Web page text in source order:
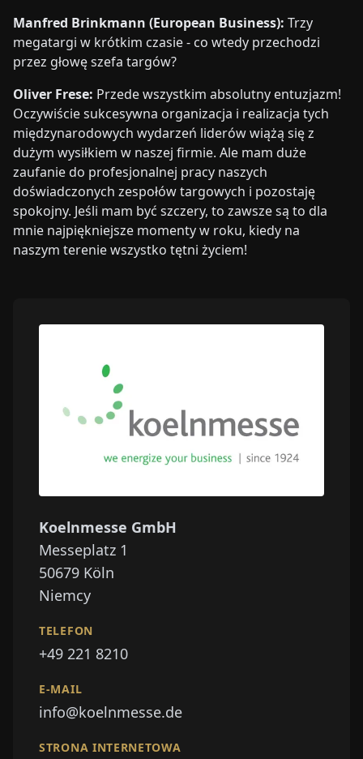
Manfred Brinkmann (European Business): Trzy
megatargi w krótkim czasie - co wtedy przechodzi
przez głowę szefa targów?
Oliver Frese: Przede wszystkim absolutny entuzjazm!
Oczywiście sukcesywna organizacja i realizacja tych
międzynarodowych wydarzeń liderów wiążą się z
dużym wysiłkiem w naszej firmie. Ale mam duże
zaufanie do profesjonalnej pracy naszych
doświadczonych zespołów targowych i pozostaję
spokojny. Jeśli mam być szczery, to zawsze są to dla
mnie najpiękniejsze momenty w roku, kiedy na
naszym terenie wszystko tętni życiem!
Koelnmesse GmbH
Messeplatz 1
50679 Köln
Niemcy
TELEFON
+49 221 8210
E-MAIL
info@koelnmesse.de
STRONA INTERNETOWA